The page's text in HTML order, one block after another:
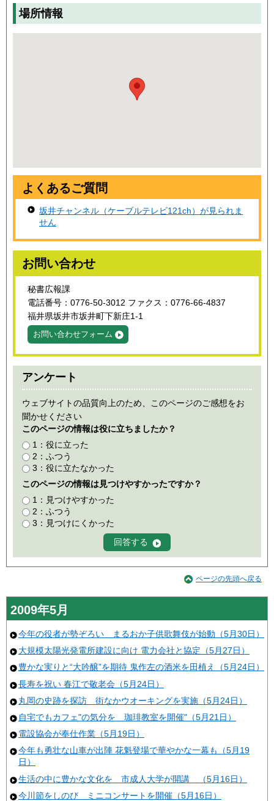
場所情報
よくあるご質問
坂井チャンネル（ケーブルテレビ121ch）が見られま
せん
お問い合わせ
秘書広報課
電話番号：0776-50-3012 ファクス：0776-66-4837
福井県坂井市坂井町下新庄1-1
お問い合わせフォーム
アンケート
ウェブサイトの品質向上のため、このページのご感想をお
聞かせください
このページの情報は役に立ちましたか？
1：役に立った
2：ふつう
3：役に立たなかった
このページの情報は見つけやすかったですか？
1：見つけやすかった
2：ふつう
3：見つけにくかった
ページの先頭へ戻る
2009年5月
今年の役者が勢ぞろい まるおか子供歌舞伎が始動（5月30日）
大規模太陽光発電所建設に向け 電力会社と協定（5月27日）
豊かな実りと“大吟醸”を期待 鬼作左の酒米を田植え（5月24日）
長寿を祝い 春江で敬老会（5月24日）
丸岡の史跡を探訪 街なかウオーキングを実施（5月24日）
自宅でもカフェ"の気分を 珈琲教室を開催"（5月21日）
電設協会が奉仕作業（5月19日）
今年も勇壮な山車が出陣 花魁登場で華やかな一幕も（5月19
日）
生活の中に豊かな文化を 市成人大学が開講 （5月16日）
今川節をしのび ミニコンサートを開催（5月16日）